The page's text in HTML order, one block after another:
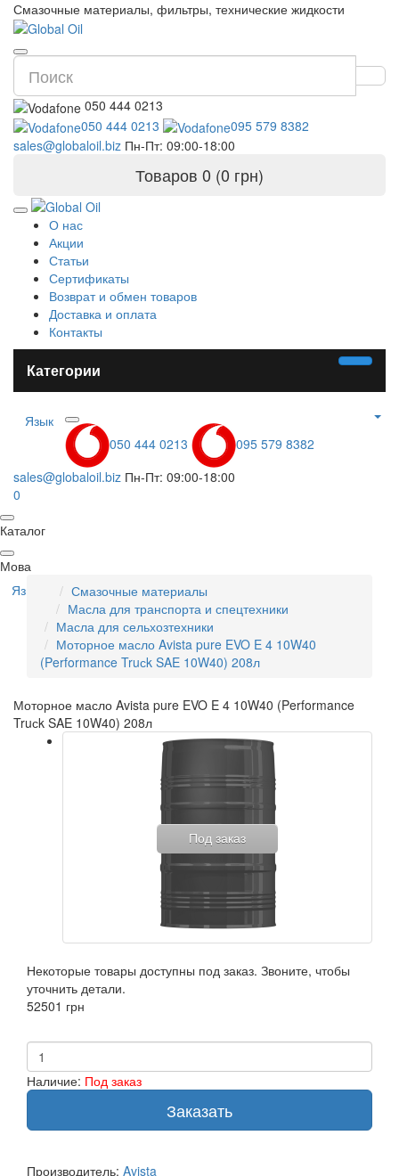
Смазочные материалы, фильтры, технические жидкости
050 444 0213
050 444 0213
095 579 8382
sales@globaloil.biz Пн-Пт: 09:00-18:00
Товаров 0 (0 грн)
О нас
Акции
Статьи
Сертификаты
Возврат и обмен товаров
Доставка и оплата
Контакты
Категории
Язык
050 444 0213
095 579 8382
sales@globaloil.biz Пн-Пт: 09:00-18:00
0
Каталог
Мова
Язык
Смазочные материалы
Масла для транспорта и спецтехники
Масла для сельхозтехники
Моторное масло Avista pure EVO E 4 10W40
(Performance Truсk SAE 10W40) 208л
Моторное масло Avista pure EVO E 4 10W40 (Performance
Truсk SAE 10W40) 208л
Под заказ
Некоторые товары доступны под заказ. Звоните, чтобы
уточнить детали.
52501 грн
Наличие: Под заказ
Заказать
Производитель: Avista